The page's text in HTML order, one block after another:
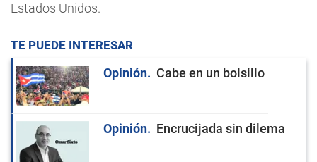
Estados Unidos.
TE PUEDE INTERESAR
Opinión Cabe en un bolsillo
Opinión Encrucijada sin dilema